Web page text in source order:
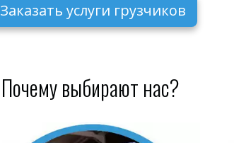
Заказать услуги грузчиков
Почему выбирают нас?